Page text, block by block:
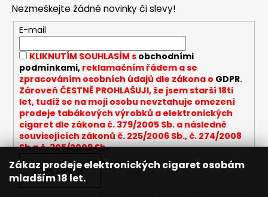
Zákaz prodeje elektronických cigaret osobám
mladším 18 let.
a
c
í
p
r
v
k
y
v
ý
p
s
Nezmeškejte žádné novinky či slevy!
E-mail
KLIKNUTÍM SOUHLASÍM s obchodními
podmínkami,reklamačním řádem a se
zpracováním osobních údajů dle zákona o GDPR.
Zároveň ČESTNĚ PROHLAŠUJI, že jsem starší 18ti
let, tudíž se na moji osobu nevztahuje omezení
prodeje tabákových výrobků a elektronických
cigaret dle zákona č. 379/2005 Sb. a následně
souvisejících zákonů č. 225/2006 Sb., č. 274/2008
Sb a č. 305/2009 Sb.
PŘIHLÁSIT SE